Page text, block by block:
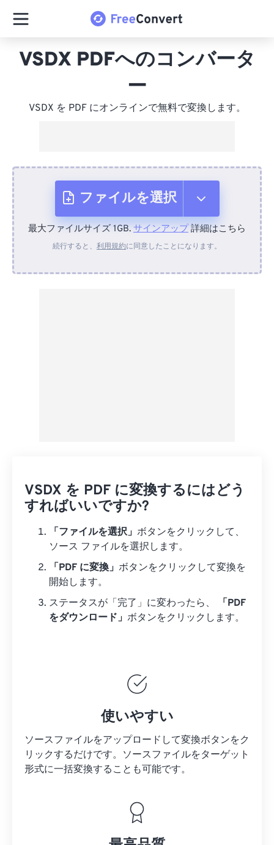
VSDX PDFへのコンバータ
ー
VSDX を PDF にオンラインで無料で変換します。
ファイルを選択
デバイスから
最大ファイルサイズ 1GB. サインアップ詳細はこちら
続行すると、 利用規約に同意したことになります。
VSDX を PDF に変換するにはどう
すればいいですか?
「ファイルを選択」 ボタンをクリックして、
ソース ファイルを選択します。
「PDF に変換」 ボタンをクリックして変換を
開始します。
ステータスが「完了」に変わったら、
「PDF
をダウンロード」 ボタンをクリックします。
使いやすい
ソースファイルをアップロードして変換ボタンをク
リックするだけです。 ソースファイルをターゲット
形式に一括変換することも可能です。